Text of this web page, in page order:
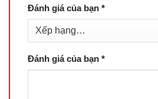
Đánh giá của bạn *
Đánh giá của bạn *